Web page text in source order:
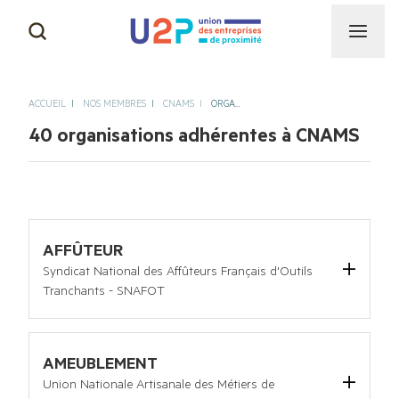
SUCCÈS
NOS INSTANCES
ACCUEIL NOS MEMBRES CNAMS ORGA...
40 organisations adhérentes à CNAMS
AFFÛTEUR
Syndicat National des Affûteurs Français d'Outils
Tranchants - SNAFOT
Taillan-Médoc
Tel :09 50 65 69 14
snafot@snafot.fr
Site internet :
AMEUBLEMENT
Union Nationale Artisanale des Métiers de